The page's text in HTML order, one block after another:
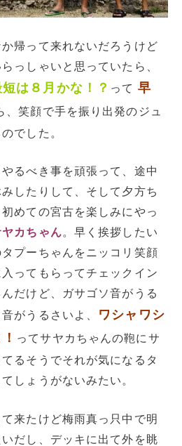
帰って来れないだろうけど
っしゃいと思っていたら、
は８月かな！？ って 早
、笑顔で手を振り出発のジュ
でした。
るべき事を頑張って、途中
したりして、そして夕方ち
めての宮古を楽しみにやっ
ヤカちゃん。早く挨拶したい
プーちゃんをニッコリ笑顔
ってもらってチェックイン
だけど、ガサゴソ音がうる
がうるさいよ、
ワシャワシ
ってサヤカちゃんの鞄にサ
るそうでそれが気になるタ
しょうがないみたい。
来たけど梅雨真っ只中で明
だし、デッキに出て外を眺